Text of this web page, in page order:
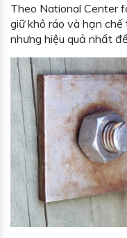
Theo National Center
giữ khô ráo và hạn
nhưng hiệu quả nhất